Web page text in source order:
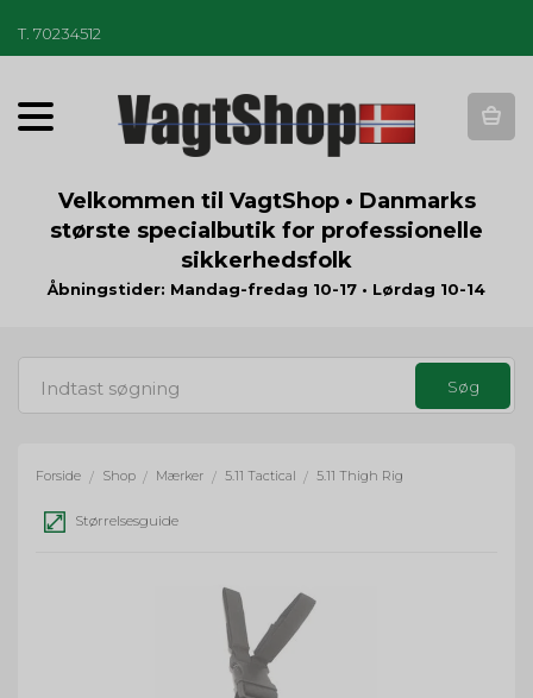
T 70234512
T
o
g
a
t
n
Velkommen til VagtShop • Danmarks
største specialbutik for professionelle
sikkerhedsfolk
Åbningstider: Mandag-fredag 10-17 • Lørdag 10-14
Forside / Shop / Mærker / 5.11 Tactical / 5.11 Thigh Rig
Størrelsesguide